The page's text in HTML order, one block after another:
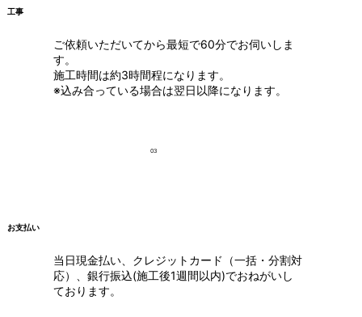
ご依頼いただいてから最短で60分でお伺いしま
す。
施工時間は約3時間程になります。
※込み合っている場合は翌日以降になります。
工事
03
当日現金払い、クレジットカード（一括・分割対
応）、銀行振込(施工後1週間以内)でおねがいし
ております。
お支払い